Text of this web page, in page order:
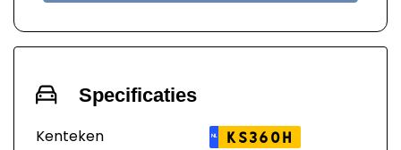
Specificaties
Kenteken NL KS360H